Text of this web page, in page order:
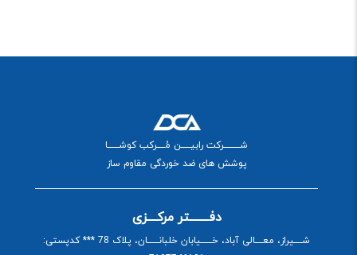
شــــــــــرکت رابیــــــن مُـــــرکب کوشـــــــا
پوشش های ضد خوردگی مقاوم ساز
دفــــــــتر مرکــــزی
شـــــیراز، معـــــالی آباد، خـــــــیابان خلبانـــــــان، پلاک 78 *** کدپستی: